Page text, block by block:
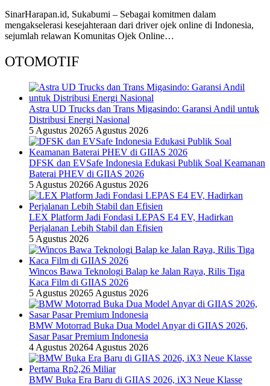
SinarHarapan.id, Sukabumi – Sebagai komitmen dalam
mengakselerasi kesejahteraan dari driver ojek online di Indonesia,
sejumlah relawan Komunitas Ojek Online…
OTOMOTIF
Astra UD Trucks dan Trans Migasindo: Garansi Andil untuk
Distribusi Energi Nasional
5 Agustus 20265 Agustus 2026
DFSK dan EVSafe Indonesia Edukasi Publik Soal Keamanan
Baterai PHEV di GIIAS 2026
5 Agustus 20266 Agustus 2026
LEX Platform Jadi Fondasi LEPAS E4 EV, Hadirkan
Perjalanan Lebih Stabil dan Efisien
5 Agustus 2026
Wincos Bawa Teknologi Balap ke Jalan Raya, Rilis Tiga
Kaca Film di GIIAS 2026
5 Agustus 20265 Agustus 2026
BMW Motorrad Buka Dua Model Anyar di GIIAS 2026,
Sasar Pasar Premium Indonesia
4 Agustus 20264 Agustus 2026
BMW Buka Era Baru di GIIAS 2026, iX3 Neue Klasse